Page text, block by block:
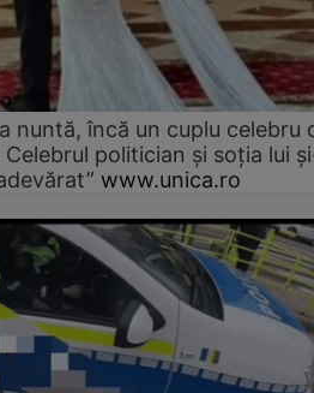
nuntă, încă un cuplu celebru
politician și soția lui
www.unica.ro